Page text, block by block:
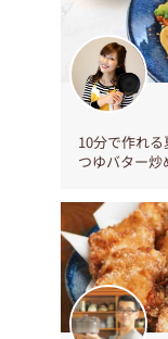
10分で作れ
つゆバター炒